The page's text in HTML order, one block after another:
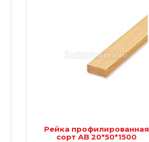
Рейка профилированная
сорт АВ 20*50*1500